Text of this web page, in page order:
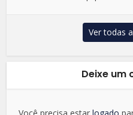
Ver todas
Deixe um